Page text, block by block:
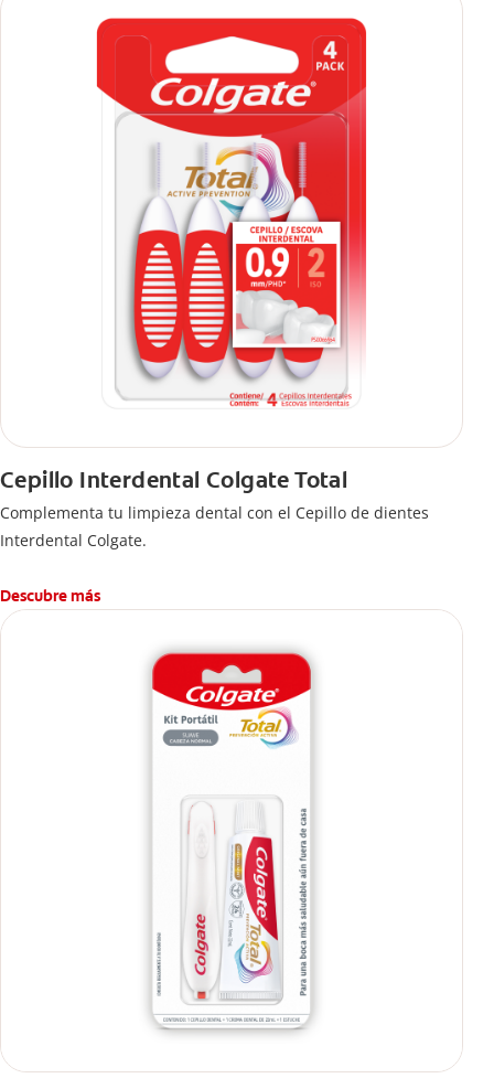
Cepillo Interdental Colgate Total
Complementa tu limpieza dental con el Cepillo de dientes
Interdental Colgate.
Descubre más